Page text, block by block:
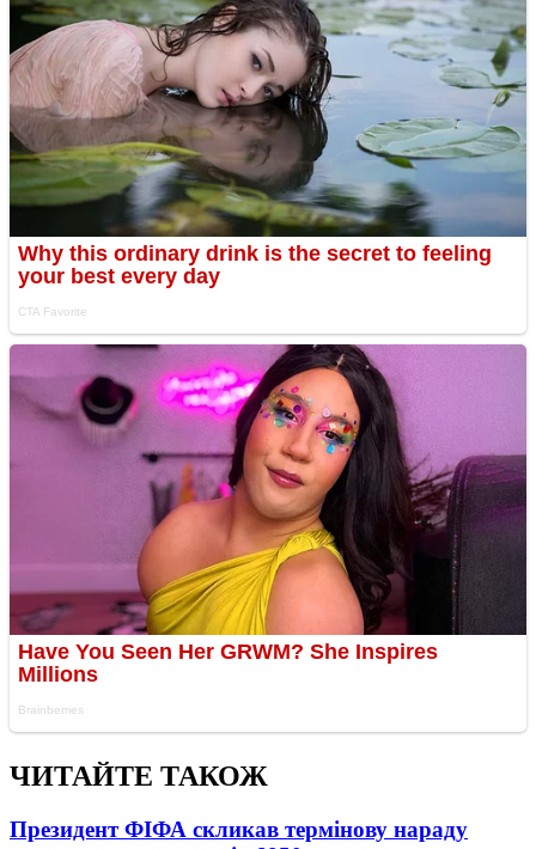
ЧИТАЙТЕ ТАКОЖ
Президент ФІФА скликав термінову нараду